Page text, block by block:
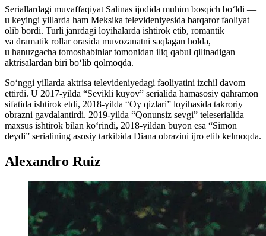
Seriallardagi muvaffaqiyat Salinas ijodida muhim bosqich bo‘ldi —
u keyingi yillarda ham Meksika televideniyesida barqaror faoliyat
olib bordi. Turli janrdagi loyihalarda ishtirok etib, romantik
va dramatik rollar orasida muvozanatni saqlagan holda,
u hanuzgacha tomoshabinlar tomonidan iliq qabul qilinadigan
aktrisalardan biri bo‘lib qolmoqda.
So‘nggi yillarda aktrisa televideniyedagi faoliyatini izchil davom
ettirdi. U 2017-yilda “Sevikli kuyov” serialida hamasosiy qahramon
sifatida ishtirok etdi, 2018-yilda “Oy qizlari” loyihasida takroriy
obrazni gavdalantirdi. 2019-yilda “Qonunsiz sevgi” teleserialida
maxsus ishtirok bilan ko‘rindi, 2018-yildan buyon esa “Simon
deydi” serialining asosiy tarkibida Diana obrazini ijro etib kelmoqda.
Alexandro Ruiz